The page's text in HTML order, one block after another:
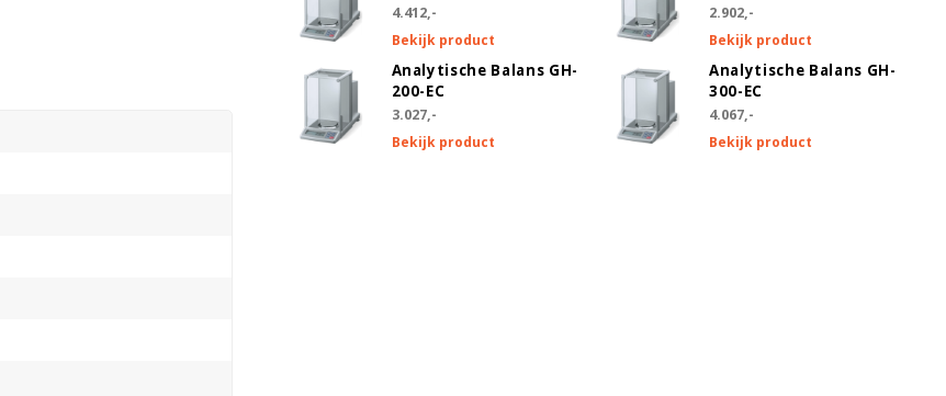
4.412,-
Bekijk product
2.902,-
Bekijk product
Analytische Balans GH-
200-EC
3.027,-
Bekijk product
Analytische Balans GH-
300-EC
4.067,-
Bekijk product